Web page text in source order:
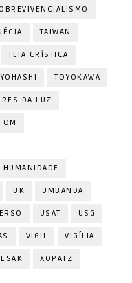
TAIWAN
TEIA CRÍSTICA
TOYOKAWA
DA LUZ
OM
UK UMBANDA
USAT USG
VIGIL VIGÍLIA
XOPATZ